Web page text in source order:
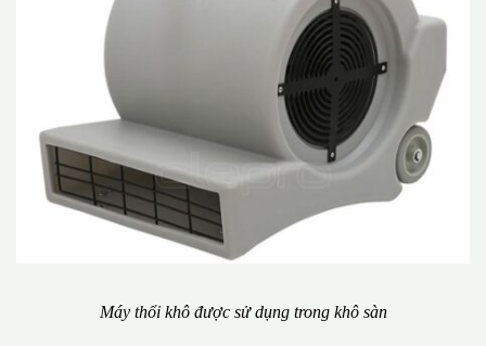
Máy thổi khô được sử dụng trong khô sàn